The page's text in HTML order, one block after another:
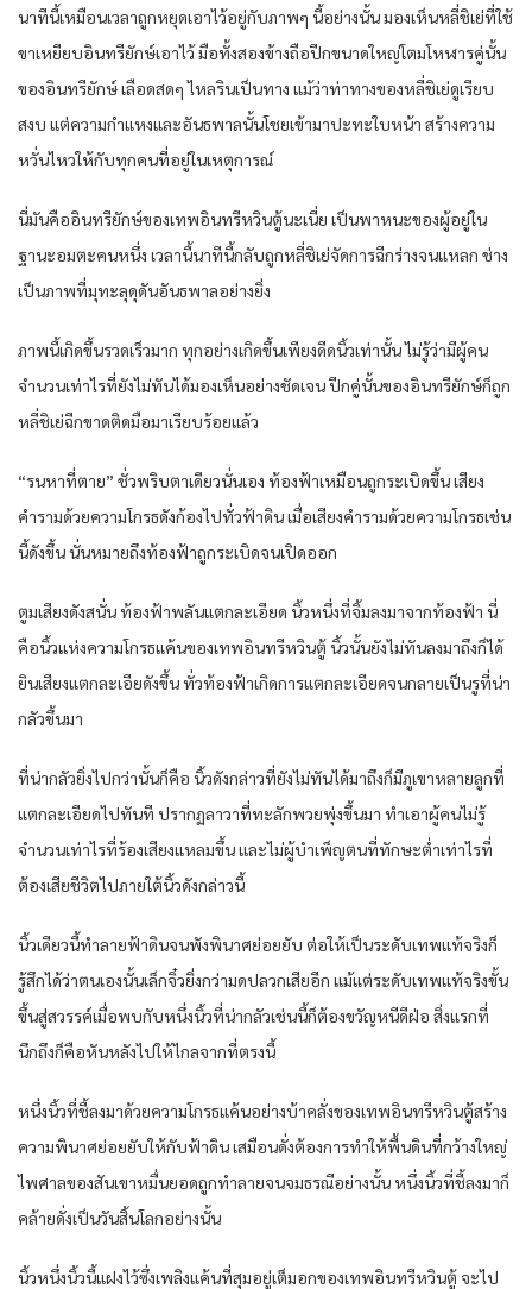
นาทีนี้เหมือนเวลาถูกหยุดเอาไว้อยู่กับภาพๆ นี้อย่างนั้น มองเห็นหลี่ชิเย่ที่ใช้
ขาเหยียบอินทรียักษ์เอาไว้ มือทั้งสองข้างถือปีกขนาดใหญ่โตมโหฬารคู่นั้น
ของอินทรียักษ์ เลือดสดๆ ไหลรินเป็นทาง แม้ว่าท่าทางของหลี่ชิเย่ดูเรียบ
สงบ แต่ความกำแหงและอันธพาลนั้นโชยเข้ามาปะทะใบหน้า สร้างความ
หวั่นไหวให้กับทุกคนที่อยู่ในเหตุการณ์
นี่มันคืออินทรียักษ์ของเทพอินทรีหวินตู้นะเนี่ย เป็นพาหนะของผู้อยู่ใน
ฐานะอมตะคนหนึ่ง เวลานี้นาทีนี้กลับถูกหลี่ชิเย่จัดการฉีกร่างจนแหลก ช่าง
เป็นภาพที่มุทะลุดุดันอันธพาลอย่างยิ่ง
ภาพนี้เกิดขึ้นรวดเร็วมาก ทุกอย่างเกิดขึ้นเพียงดีดนิ้วเท่านั้น ไม่รู้ว่ามีผู้คน
จำนวนเท่าไรที่ยังไม่ทันได้มองเห็นอย่างชัดเจน ปีกคู่นั้นของอินทรียักษ์ก็ถูก
หลี่ชิเย่ฉีกขาดติดมือมาเรียบร้อยแล้ว
“รนหาที่ตาย” ชั่วพริบตาเดียวนั่นเอง ท้องฟ้าเหมือนถูกระเบิดขึ้น เสียง
คำรามด้วยความโกรธดังก้องไปทั่วฟ้าดิน เมื่อเสียงคำรามด้วยความโกรธเช่น
นี้ดังขึ้น นั่นหมายถึงท้องฟ้าถูกระเบิดจนเปิดออก
ตูมเสียงดังสนั่น ท้องฟ้าพลันแตกละเอียด นิ้วหนึ่งที่จิ้มลงมาจากท้องฟ้า นี่
คือนิ้วแห่งความโกรธแค้นของเทพอินทรีหวินตู้ นิ้วนั้นยังไม่ทันลงมาถึงก็ได้
ยินเสียงแตกละเอียดังขึ้น ทั่วท้องฟ้าเกิดการแตกละเอียดจนกลายเป็นรูที่น่า
กลัวขึ้นมา
ที่น่ากลัวยิ่งไปกว่านั้นก็คือ นิ้วดังกล่าวที่ยังไม่ทันได้มาถึงก็มีภูเขาหลายลูกที่
แตกละเอียดไปทันที ปรากฏลาวาที่ทะลักพวยพุ่งขึ้นมา ทำเอาผู้คนไม่รู้
จำนวนเท่าไรที่ร้องเสียงแหลมขึ้น และไม่ผู้บำเพ็ญตนที่ทักษะต่ำเท่าไรที่
ต้องเสียชีวิตไปภายใต้นิ้วดังกล่าวนี้
นิ้วเดียวนี้ทำลายฟ้าดินจนพังพินาศย่อยยับ ต่อให้เป็นระดับเทพแท้จริงก็
รู้สึกได้ว่าตนเองนั้นเล็กจิ๋วยิ่งกว่ามดปลวกเสียอีก แม้แต่ระดับเทพแท้จริงขั้น
ขึ้นสู่สวรรค์เมื่อพบกับหนึ่งนิ้วที่น่ากลัวเช่นนี้ก็ต้องขวัญหนีดีฝ่อ สิ่งแรกที่
นึกถึงก็คือหันหลังไปให้ไกลจากที่ตรงนี้
หนึ่งนิ้วที่ชี้ลงมาด้วยความโกรธแค้นอย่างบ้าคลั่งของเทพอินทรีหวินตู้สร้าง
ความพินาศย่อยยับให้กับฟ้าดิน เสมือนดั่งต้องการทำให้พื้นดินที่กว้างใหญ่
ไพศาลของสันเขาหมื่นยอดถูกทำลายจนจมธรณีอย่างนั้น หนึ่งนิ้วที่ชี้ลงมาก็
คล้ายดั่งเป็นวันสิ้นโลกอย่างนั้น
นิ้วหนึ่งนิ้วนี้แฝงไว้ซึ่งเพลิงแค้นที่สุมอยู่เต็มอกของเทพอินทรีหวินตู้ จะไป